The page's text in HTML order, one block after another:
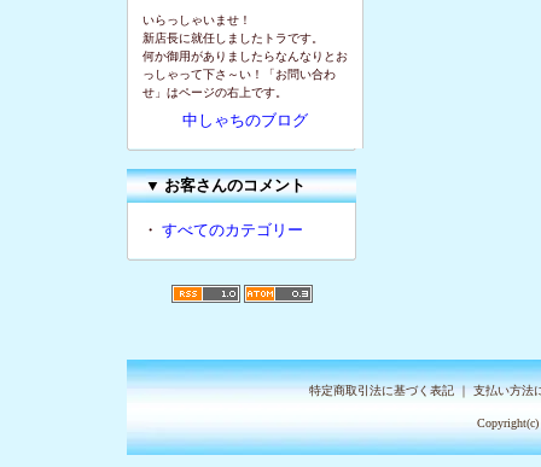
いらっしゃいませ！
新店長に就任しましたトラです。
何か御用がありましたらなんなりとお
っしゃって下さ～い！「お問い合わ
せ」はページの右上です。
中しゃちのブログ
▼お客さんのコメント
・ すべてのカテゴリー
特定商取引法に基づく表記｜支払い方法